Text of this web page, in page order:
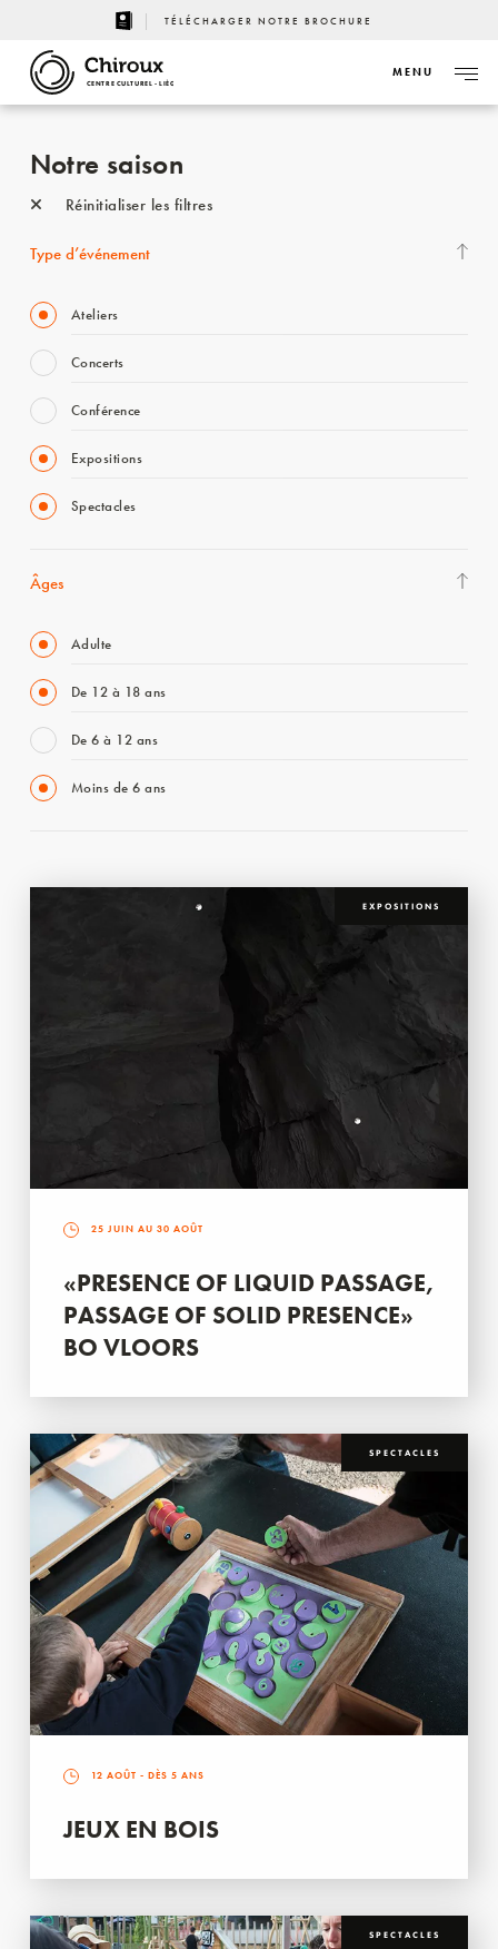
TÉLÉCHARGER NOTRE BROCHURE
CENTRE CULTUREL - LIÈGE
MENU
Notre saison
Réinitialiser les filtres
Type d’événement
Ateliers
Concerts
Conférence
Expositions
Spectacles
Âges
Adulte
De 12 à 18 ans
De 6 à 12 ans
Moins de 6 ans
EXPOSITIONS
25 JUIN AU 30 AOÛT
«PRESENCE OF LIQUID PASSAGE,
PASSAGE OF SOLID PRESENCE»
BO VLOORS
SPECTACLES
12 AOÛT - DÈS 5 ANS
JEUX EN BOIS
SPECTACLES